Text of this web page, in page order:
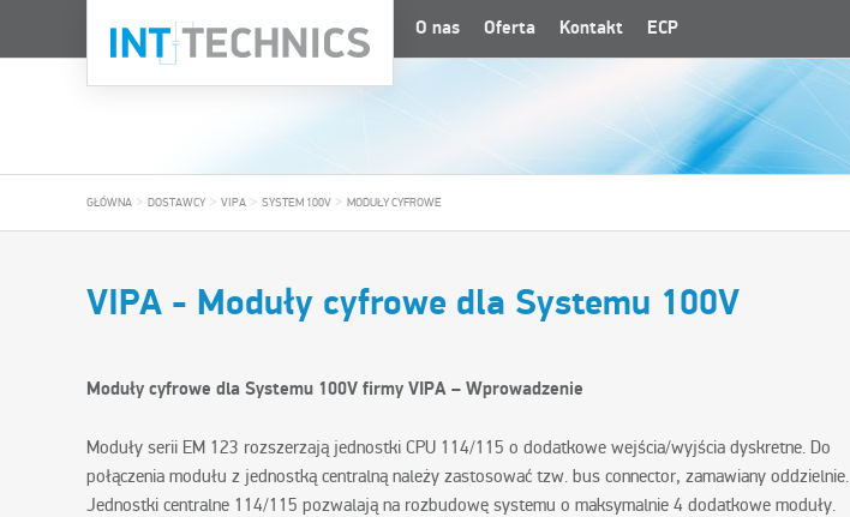
O nas Oferta Kontakt ECP
GŁÓWNA > DOSTAWCY > VIPA > SYSTEM 100V > MODUŁY CYFROWE
VIPA - Moduły cyfrowe dla Systemu 100V
Moduły cyfrowe dla Systemu 100V firmy VIPA – Wprowadzenie
Moduły serii EM 123 rozszerzają jednostki CPU 114/115 o dodatkowe wejścia/wyjścia dyskretne. Do
połączenia modułu z jednostką centralną należy zastosować tzw. bus connector, zamawiany oddzielnie.
Jednostki centralne 114/115 pozwalają na rozbudowę systemu o maksymalnie 4 dodatkowe moduły.